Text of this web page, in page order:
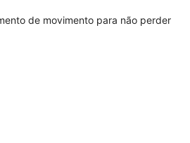
de movimento para não perder